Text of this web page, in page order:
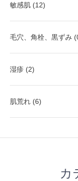
敏感肌 (12)
毛穴、角栓、黒ずみ
湿疹 (2)
肌荒れ (6)
カ